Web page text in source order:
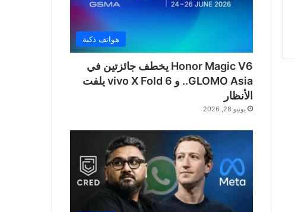
هواتف ذكية
Honor Magic V6 يخطف جائزتين في
GLOMO Asia.. و vivo X Fold 6 يلفت
الأنظار
يونيو 28, 2026